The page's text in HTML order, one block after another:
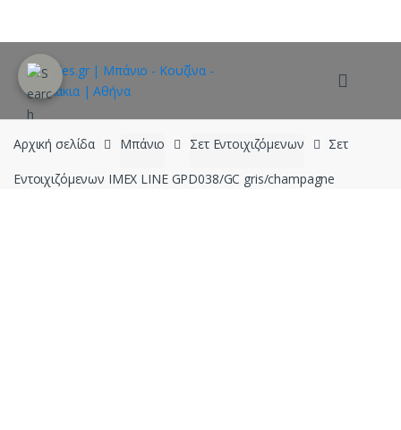
navigation
content
Αρχική σελίδα Μπάνιο Σετ Εντοιχιζόμενων Σετ
Εντοιχιζόμενων IMEX LINE GPD038/GC gris/champagne